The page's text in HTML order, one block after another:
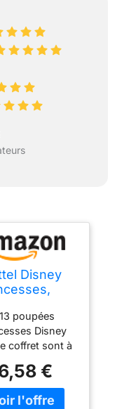
Disney
et
poupées
Disney
coffret sont à
de
des plus
dessins
€